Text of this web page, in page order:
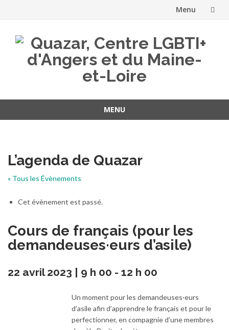
Menu
contenu
MENU
L’agenda de Quazar
« Tous les Évènements
Cet évènement est passé.
Cours de français (pour les
demandeuses·eurs d’asile)
22 avril 2023 | 9 h 00 - 12 h 00
Un moment pour les demandeuses·eurs
d’asile afin d’apprendre le français et pour le
perfectionner, en compagnie d’une membres